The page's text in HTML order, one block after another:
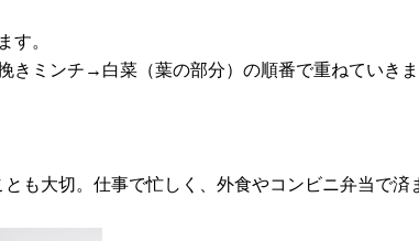
す。
きミンチ→白菜（葉の部分）の順番で重ねていき
も大切。仕事で忙しく、外食やコンビニ弁当で